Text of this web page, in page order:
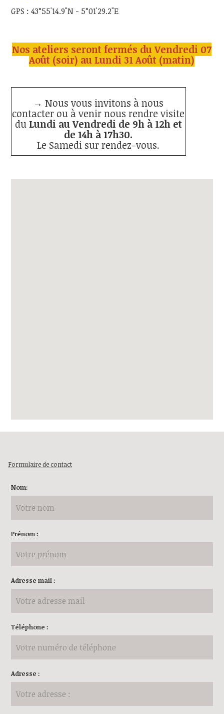
GPS : 43°55'14.9"N - 5°01'29.2"E
Nos ateliers seront fermés du Vendredi 07
Août (soir) au Lundi 31 Août (matin)
→ Nous vous invitons à nous
contacter ou à venir nous rendre visite
duLundi au Vendredi de 9h à 12h et
de 14h à 17h30.
Le Samedi sur rendez-vous.
Formulaire de contact
Nom:
Prénom :
Adresse mail :
Téléphone :
Adresse :